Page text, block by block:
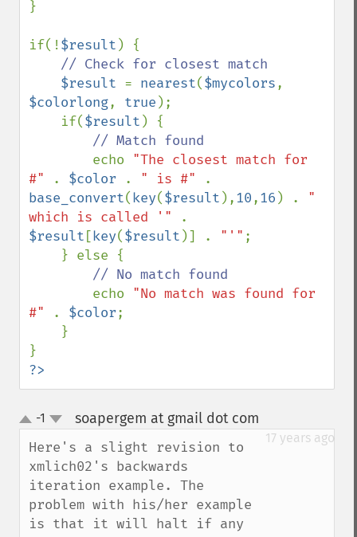
}
if(!$result ) {
// Check for closest match
$result = nearest($mycolors
$colorlong, true );
    if(
$result ) {
// Match found
echo "The closest match for
#"
. $color . " is #"
base_convert( key($result ),10,16 ) . "
which is called '"
$result [key($result )] . "'" ;
// No match found
echo "No match was found for
#"
. $color;
?>
up
down
-1 soapergem at gmail dot com
17 years ago
Here's a slight revision to
xmlich02's backwards
iteration example. The
problem with his/her example
is that it will halt if any